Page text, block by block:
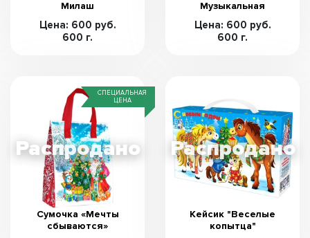
Милаш
Цена: 600 руб.
600 г.
Музыкальная
Цена: 600 руб.
600 г.
СПЕЦИАЛЬНАЯ
ЦЕНА
Сумочка «Мечты
сбываются»
Кейсик "Веселые
копытца"